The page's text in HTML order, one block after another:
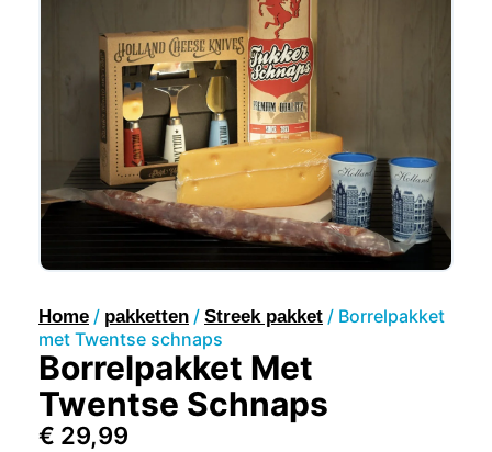
Home / pakketten / Streek pakket / Borrelpakket
met Twentse schnaps
Borrelpakket Met
Twentse Schnaps
€ 29,99